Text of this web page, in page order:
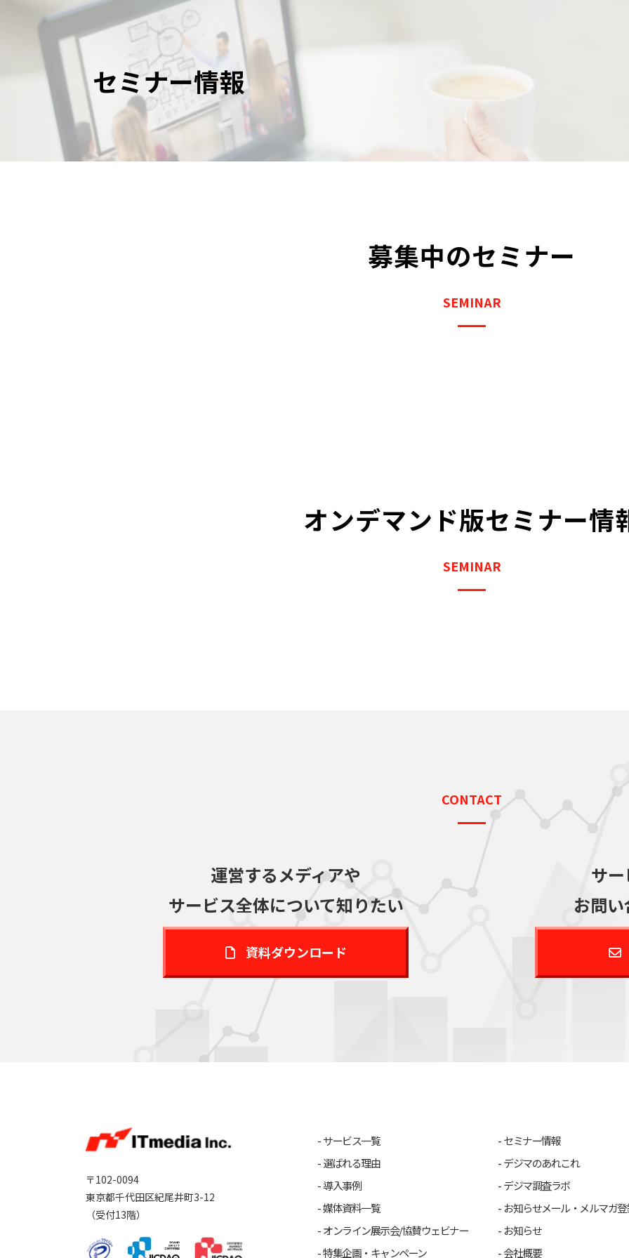
セミナー情報
募集中のセミナー
SEMINAR
オンデマンド版セミナー情
SEMINAR
CONTACT
運営するメディアや
サービス全体について知りたい
資料ダウンロード
サ
お問
〒102-0094
東京都千代田区紀尾井町3-12
（受付13階）
サービス一覧
選ばれる理由
導入事例
媒体資料一覧
オンライン展示会/協賛ウェビナー
特集企画・キャンペーン
セミナー情報
デジマのあれこれ
デジマ調査ラボ
お知らせメール・メルマガ
お知らせ
会社概要